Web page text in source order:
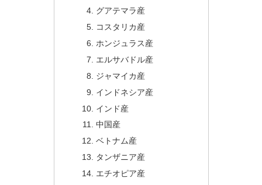
グアテマラ産
コスタリカ産
ホンジュラス産
エルサバドル産
ジャマイカ産
インドネシア産
インド産
中国産
ベトナム産
タンザニア産
エチオピア産